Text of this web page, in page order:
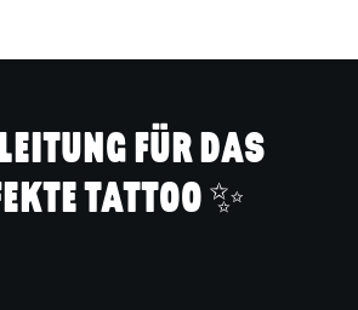
FÜR DAS
TATTOO ✨